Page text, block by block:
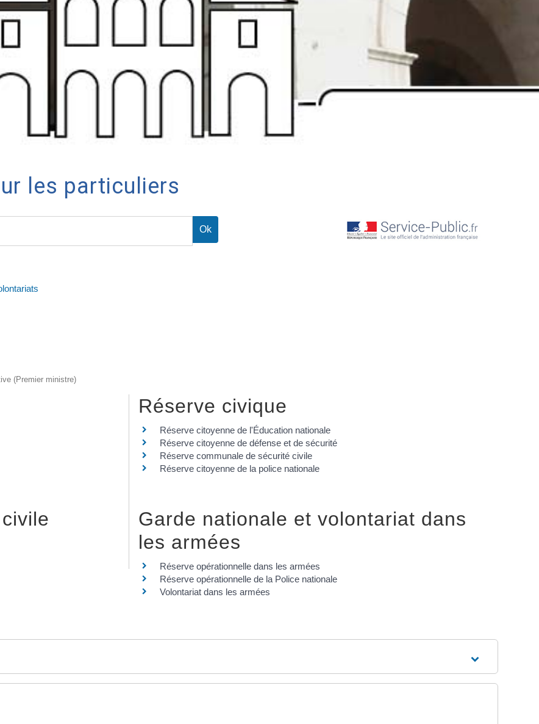
les particuliers
(Premier ministre)
Réserve civique
Réserve citoyenne de l'Éducation nationale
Réserve citoyenne de défense et de sécurité
Réserve communale de sécurité civile
Réserve citoyenne de la police nationale
Garde nationale et volontariat dans
les armées
Réserve opérationnelle dans les armées
Réserve opérationnelle de la Police nationale
Volontariat dans les armées